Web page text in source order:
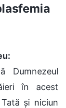
Dumnezeul
în acest
și niciun